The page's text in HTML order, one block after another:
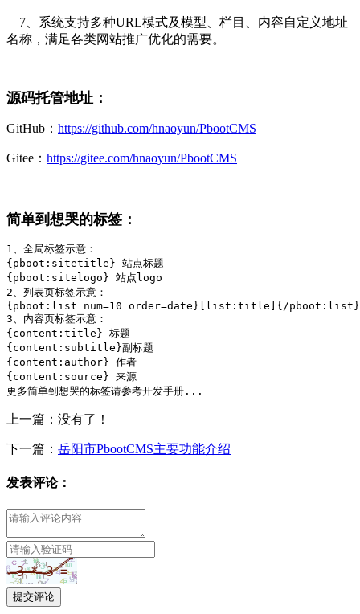
7、系统支持多种URL模式及模型、栏目、内容自定义地址
名称，满足各类网站推广优化的需要。
源码托管地址：
GitHub： https://github.com/hnaoyun/PbootCMS
Gitee： https://gitee.com/hnaoyun/PbootCMS
简单到想哭的标签：
1、全局标签示意：
{pboot:sitetitle} 站点标题
{pboot:sitelogo} 站点logo
2、列表页标签示意：
{pboot:list num=10 order=date}[list:title]{/pboot:list}
3、内容页标签示意：
{content:title} 标题
{content:subtitle}副标题
{content:author} 作者
{content:source} 来源
更多简单到想哭的标签请参考开发手册...
上一篇：没有了！
下一篇： 岳阳市PbootCMS主要功能介绍
发表评论：
提交评论